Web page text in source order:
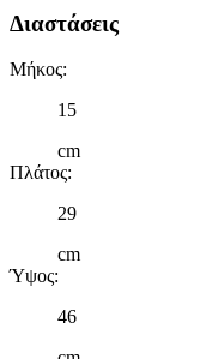
Διαστάσεις
Μήκος:
15
cm
Πλάτος:
29
cm
Ύψος:
46